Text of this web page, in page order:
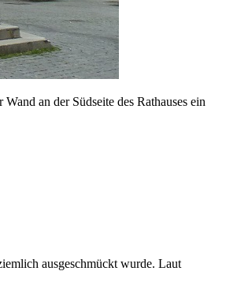
an der Südseite des Rathauses ein
ausgeschmückt wurde. Laut